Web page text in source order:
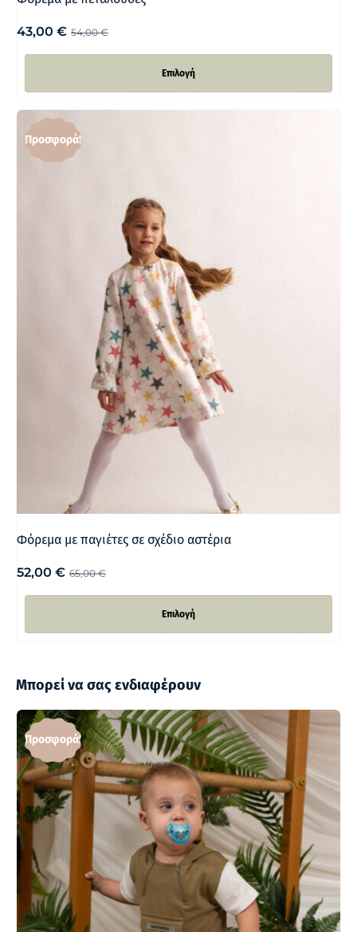
54,00€
43,00 €
Επιλογή
Προσφορά!
Φόρεμα με παγιέτες σε σχέδιο αστέρια
65,00€
52,00 €
Επιλογή
Μπορεί να σας ενδιαφέρουν
Προσφορά!